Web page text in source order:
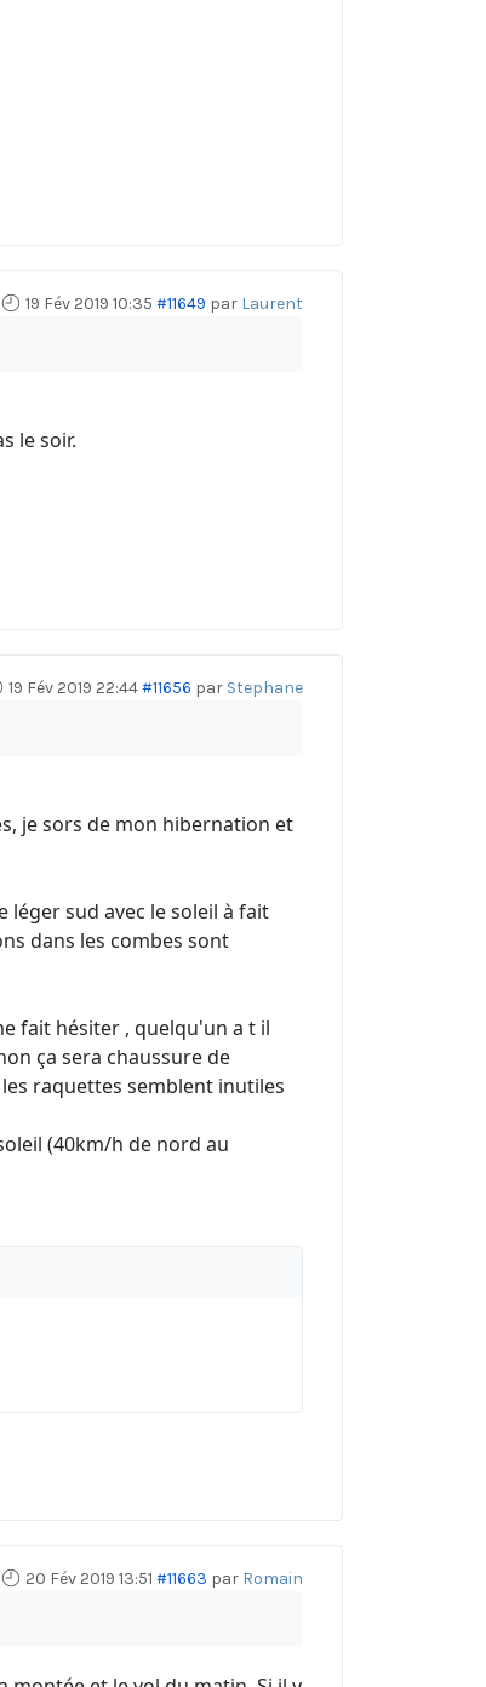
19 Fév 2019 10:35 #11649 par Laurent
le soir.
19 Fév 2019 22:44#11656 par Stephane
je sors de mon hibernation et
léger sud avec le soleil à fait
dans les combes sont
fait hésiter , quelqu'un a t il
ça sera chaussure de
raquettes semblent inutiles
(40km/h de nord au
20 Fév 2019 13:51 #11663 par Romain